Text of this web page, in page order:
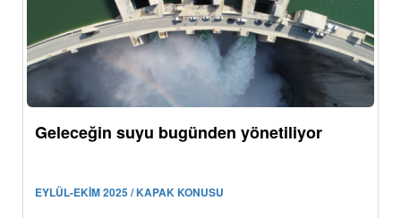
Geleceğin suyu bugünden yönetiliyor
EYLÜL-EKİM 2025 / KAPAK KONUSU